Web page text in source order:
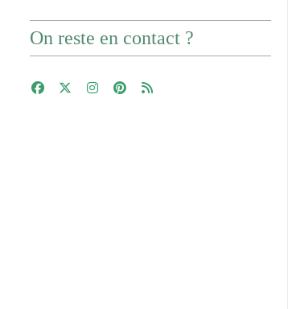
On reste en contact ?